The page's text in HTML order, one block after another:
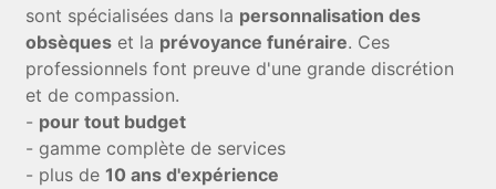
sont spécialisées dans la personnalisation des
obsèques et la prévoyance funéraire. Ces
professionnels font preuve d'une grande discrétion
et de compassion.
- pour tout budget
- gamme complète de services
- plus de10 ans d'expérience